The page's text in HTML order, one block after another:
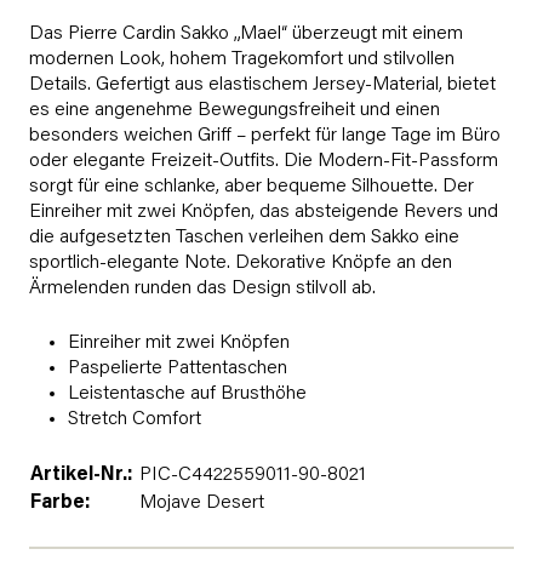
Das Pierre Cardin Sakko „Mael“ überzeugt mit einem
modernen Look, hohem Tragekomfort und stilvollen
Details. Gefertigt aus elastischem Jersey-Material, bietet
es eine angenehme Bewegungsfreiheit und einen
besonders weichen Griff – perfekt für lange Tage im Büro
oder elegante Freizeit-Outfits. Die Modern-Fit-Passform
sorgt für eine schlanke, aber bequeme Silhouette. Der
Einreiher mit zwei Knöpfen, das absteigende Revers und
die aufgesetzten Taschen verleihen dem Sakko eine
sportlich-elegante Note. Dekorative Knöpfe an den
Ärmelenden runden das Design stilvoll ab.
Einreiher mit zwei Knöpfen
Paspelierte Pattentaschen
Leistentasche auf Brusthöhe
Stretch Comfort
Artikel-Nr.: PIC-C4422559011-90-8021
Farbe:
Mojave Desert